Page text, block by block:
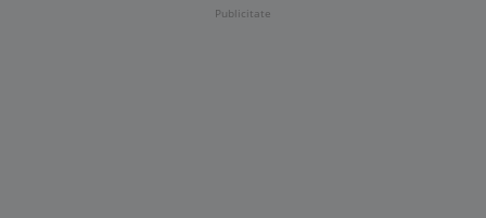
Publicitate